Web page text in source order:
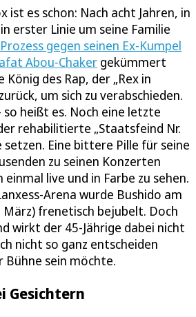
ist es schon: Nach acht Jahren, in
erster Linie um seine Familie
gegen seinen Ex-Kumpel
Abou-Chaker gekümmert
des Rap, der „Rex in
um sich zu verabschieden.
heißt es. Noch eine letzte
rehabilitierte „Staatsfeind Nr.
setzen. Eine bittere Pille für seine
zu seinen Konzerten
live und in Farbe zu sehen.
Arena wurde Bushido am
März) frenetisch bejubelt. Doch
wirkt der 45-Jährige dabei nicht
nicht so ganz entscheiden
Bühne sein möchte.
Gesichtern